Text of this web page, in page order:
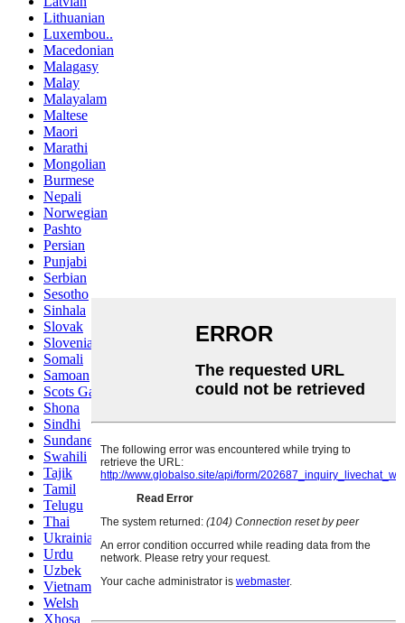
Lithuanian
Luxembou..
Macedonian
Malagasy
Malay
Malayalam
Maltese
Maori
Marathi
Mongolian
Burmese
Nepali
Norwegian
Pashto
Persian
Punjabi
Serbian
Sesotho
Sinhala
Slovak
Slovenian
Somali
Samoan
Scots Gaelic
Shona
Sindhi
Sundanese
Swahili
Tajik
Tamil
Telugu
Thai
Ukrainian
Urdu
Uzbek
Vietnamese
Welsh
Xhosa